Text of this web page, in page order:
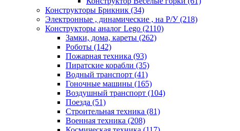
Конструкторы Брикник (34)
Электронные , динамические , на Р/У(218)
Конструкторы аналог Lego (2110)
Замки, дома, кареты (262)
Роботы (142)
Пожарная техника (93)
Пиратские корабли (35)
Водный транспорт (41)
Гоночные машины (165)
Воздушный транспорт (104)
Поезда (51)
Строительная техника (81)
Военная техника (208)